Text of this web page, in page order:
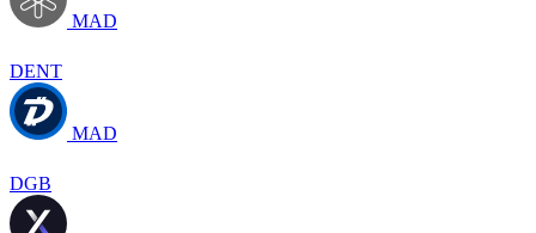
MAD
DENT
MAD
DGB